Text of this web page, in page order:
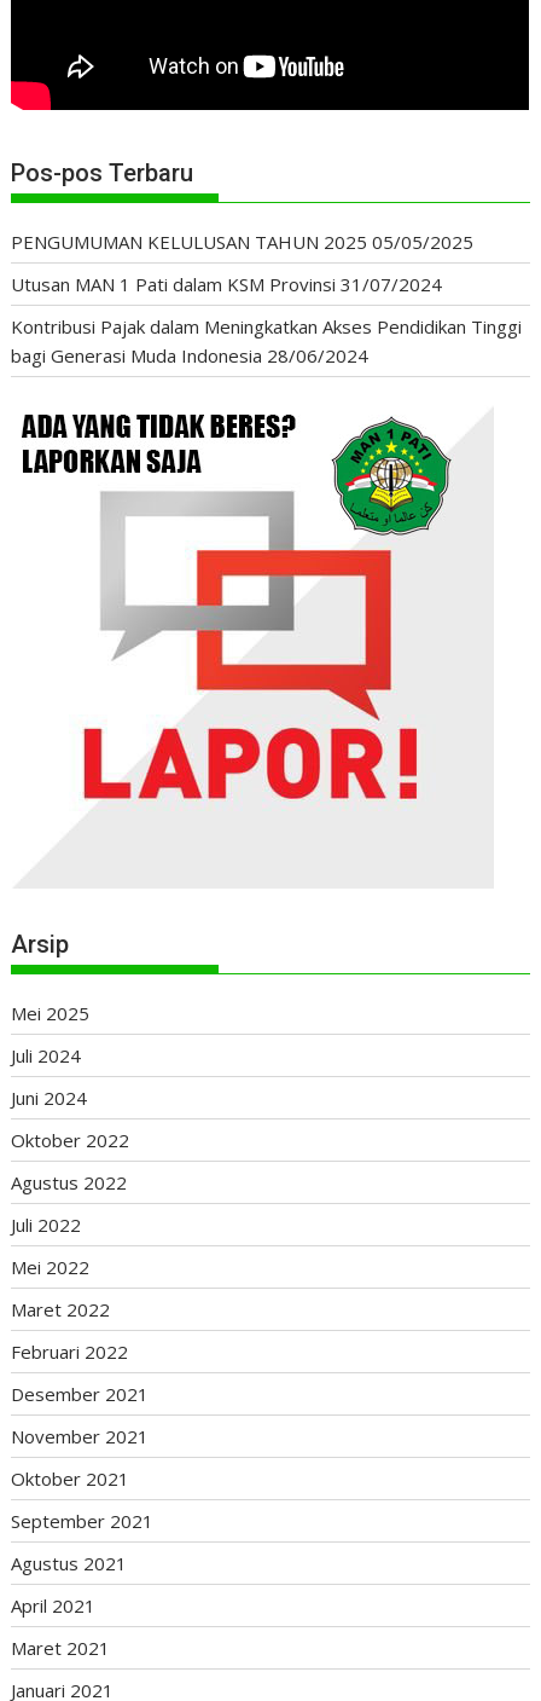
Pos-pos Terbaru
PENGUMUMAN KELULUSAN TAHUN 2025 05/05/2025
Utusan MAN 1 Pati dalam KSM Provinsi 31/07/2024
Kontribusi Pajak dalam Meningkatkan Akses Pendidikan Tinggi
bagi Generasi Muda Indonesia 28/06/2024
Arsip
Mei 2025
Juli 2024
Juni 2024
Oktober 2022
Agustus 2022
Juli 2022
Mei 2022
Maret 2022
Februari 2022
Desember 2021
November 2021
Oktober 2021
September 2021
Agustus 2021
April 2021
Maret 2021
Januari 2021